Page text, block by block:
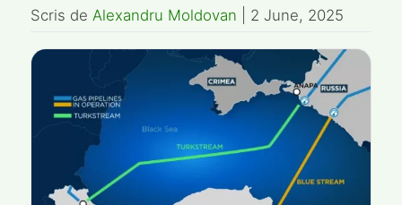
Scris de Alexandru Moldovan 2 June, 2025